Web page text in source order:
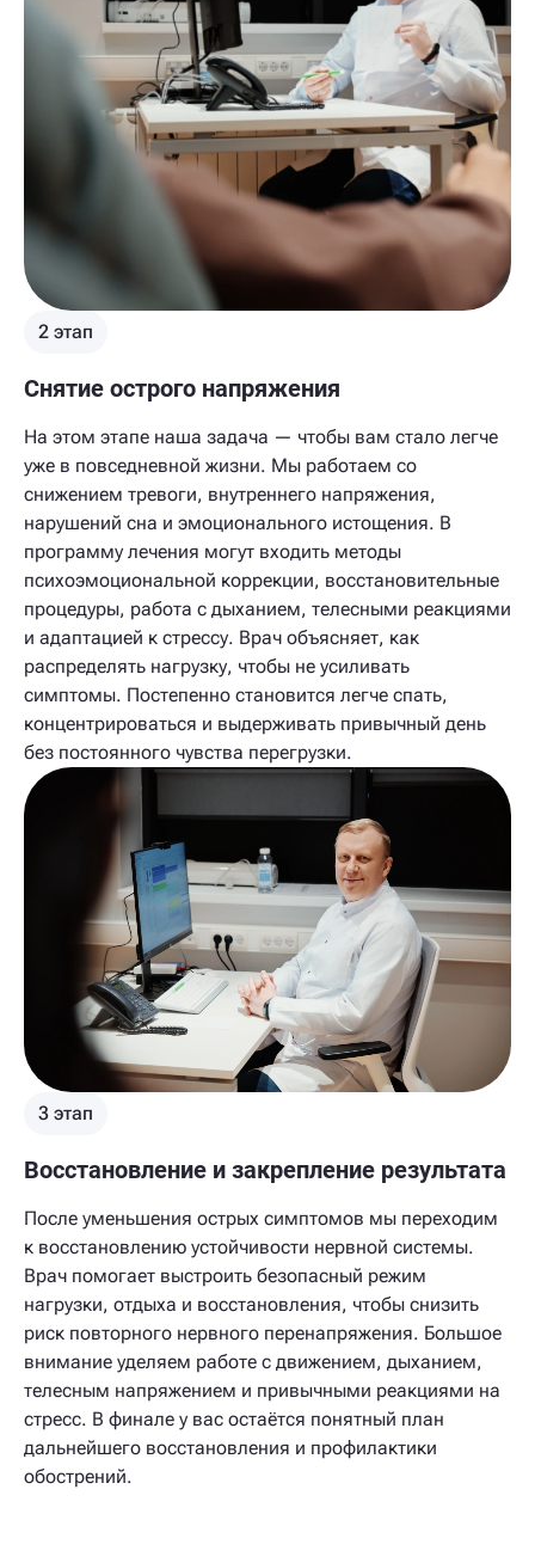
2 этап
Снятие острого напряжения
На этом этапе наша задача — чтобы вам стало легче
уже в повседневной жизни. Мы работаем со
снижением тревоги, внутреннего напряжения,
нарушений сна и эмоционального истощения. В
программу лечения могут входить методы
психоэмоциональной коррекции, восстановительные
процедуры, работа с дыханием, телесными реакциями
и адаптацией к стрессу. Врач объясняет, как
распределять нагрузку, чтобы не усиливать
симптомы. Постепенно становится легче спать,
концентрироваться и выдерживать привычный день
без постоянного чувства перегрузки.
3 этап
Восстановление и закрепление результата
После уменьшения острых симптомов мы переходим
к восстановлению устойчивости нервной системы.
Врач помогает выстроить безопасный режим
нагрузки, отдыха и восстановления, чтобы снизить
риск повторного нервного перенапряжения. Большое
внимание уделяем работе с движением, дыханием,
телесным напряжением и привычными реакциями на
стресс. В финале у вас остаётся понятный план
дальнейшего восстановления и профилактики
обострений.